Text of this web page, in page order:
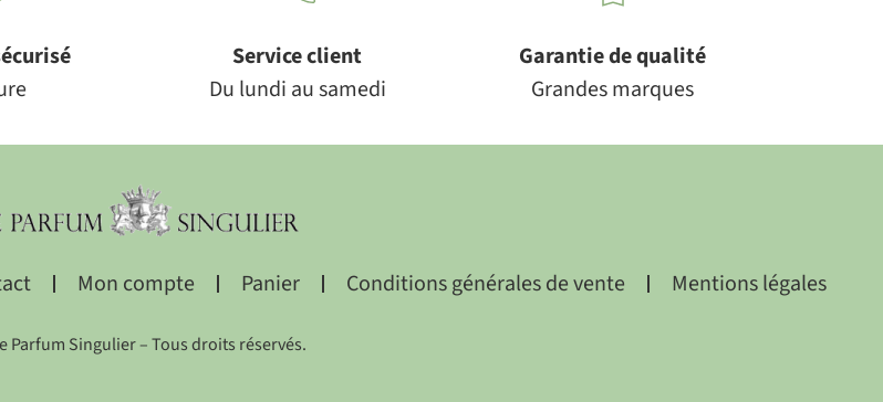
Service client
Du lundi au samedi
Garantie de qualité
Grandes marques
Mon compte Panier Conditions générales de vente Mentions légales
Parfum Singulier – Tous droits réservés.